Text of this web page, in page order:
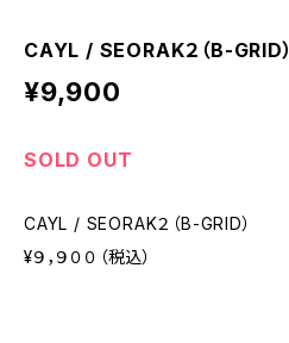
CAYL / SEORAK２（B-GRID）
¥9,900
SOLD OUT
CAYL / SEORAK２（B-GRID）
¥９，９００（税込）